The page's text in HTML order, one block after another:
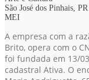
São José dos Pinhais, PR
MEI
A empresa com a
Brito, opera com o
foi fundada em 13/
cadastral Ativa. O